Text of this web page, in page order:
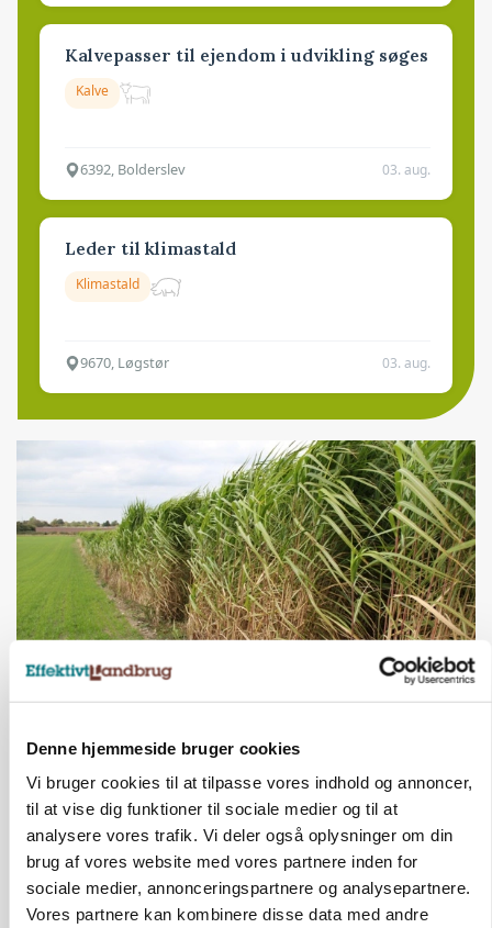
Denne hjemmeside bruger cookies
Vi bruger cookies til at tilpasse vores indhold og annoncer,
til at vise dig funktioner til sociale medier og til at
analysere vores trafik. Vi deler også oplysninger om din
brug af vores website med vores partnere inden for
sociale medier, annonceringspartnere og analysepartnere.
Vores partnere kan kombinere disse data med andre
Kalvepasser til ejendom i udvikling søges
Kalve
6392, Bolderslev 03. aug.
Leder til klimastald
Klimastald
9670, Løgstør 03. aug.